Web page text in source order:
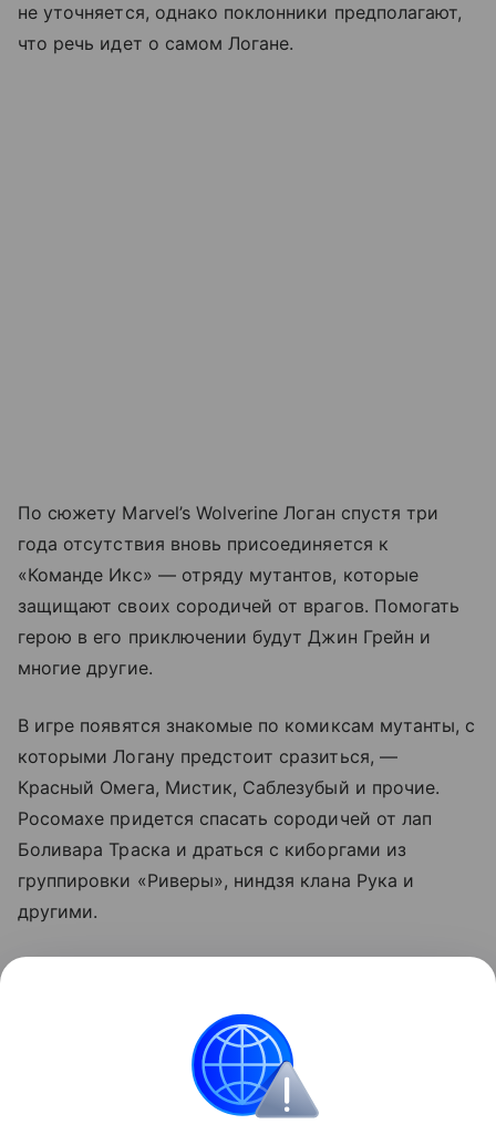
не уточняется, однако поклонники предполагают,
что речь идет о самом Логане.
По сюжету Marvel’s Wolverine Логан спустя три
года отсутствия вновь присоединяется к
«Команде Икс» — отряду мутантов, которые
защищают своих сородичей от врагов. Помогать
герою в его приключении будут Джин Грейн и
многие другие.
В игре появятся знакомые по комиксам мутанты, с
которыми Логану предстоит сразиться, —
Красный Омега, Мистик, Саблезубый и прочие.
Росомахе придется спасать сородичей от лап
Боливара Траска и драться с киборгами из
группировки «Риверы», ниндзя клана Рука и
другими.
стартовали. Базовое издание обойдется в $70